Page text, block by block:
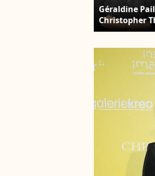
Géraldine
Christopher
l'ouverture
Française à
septembre
Clovis /